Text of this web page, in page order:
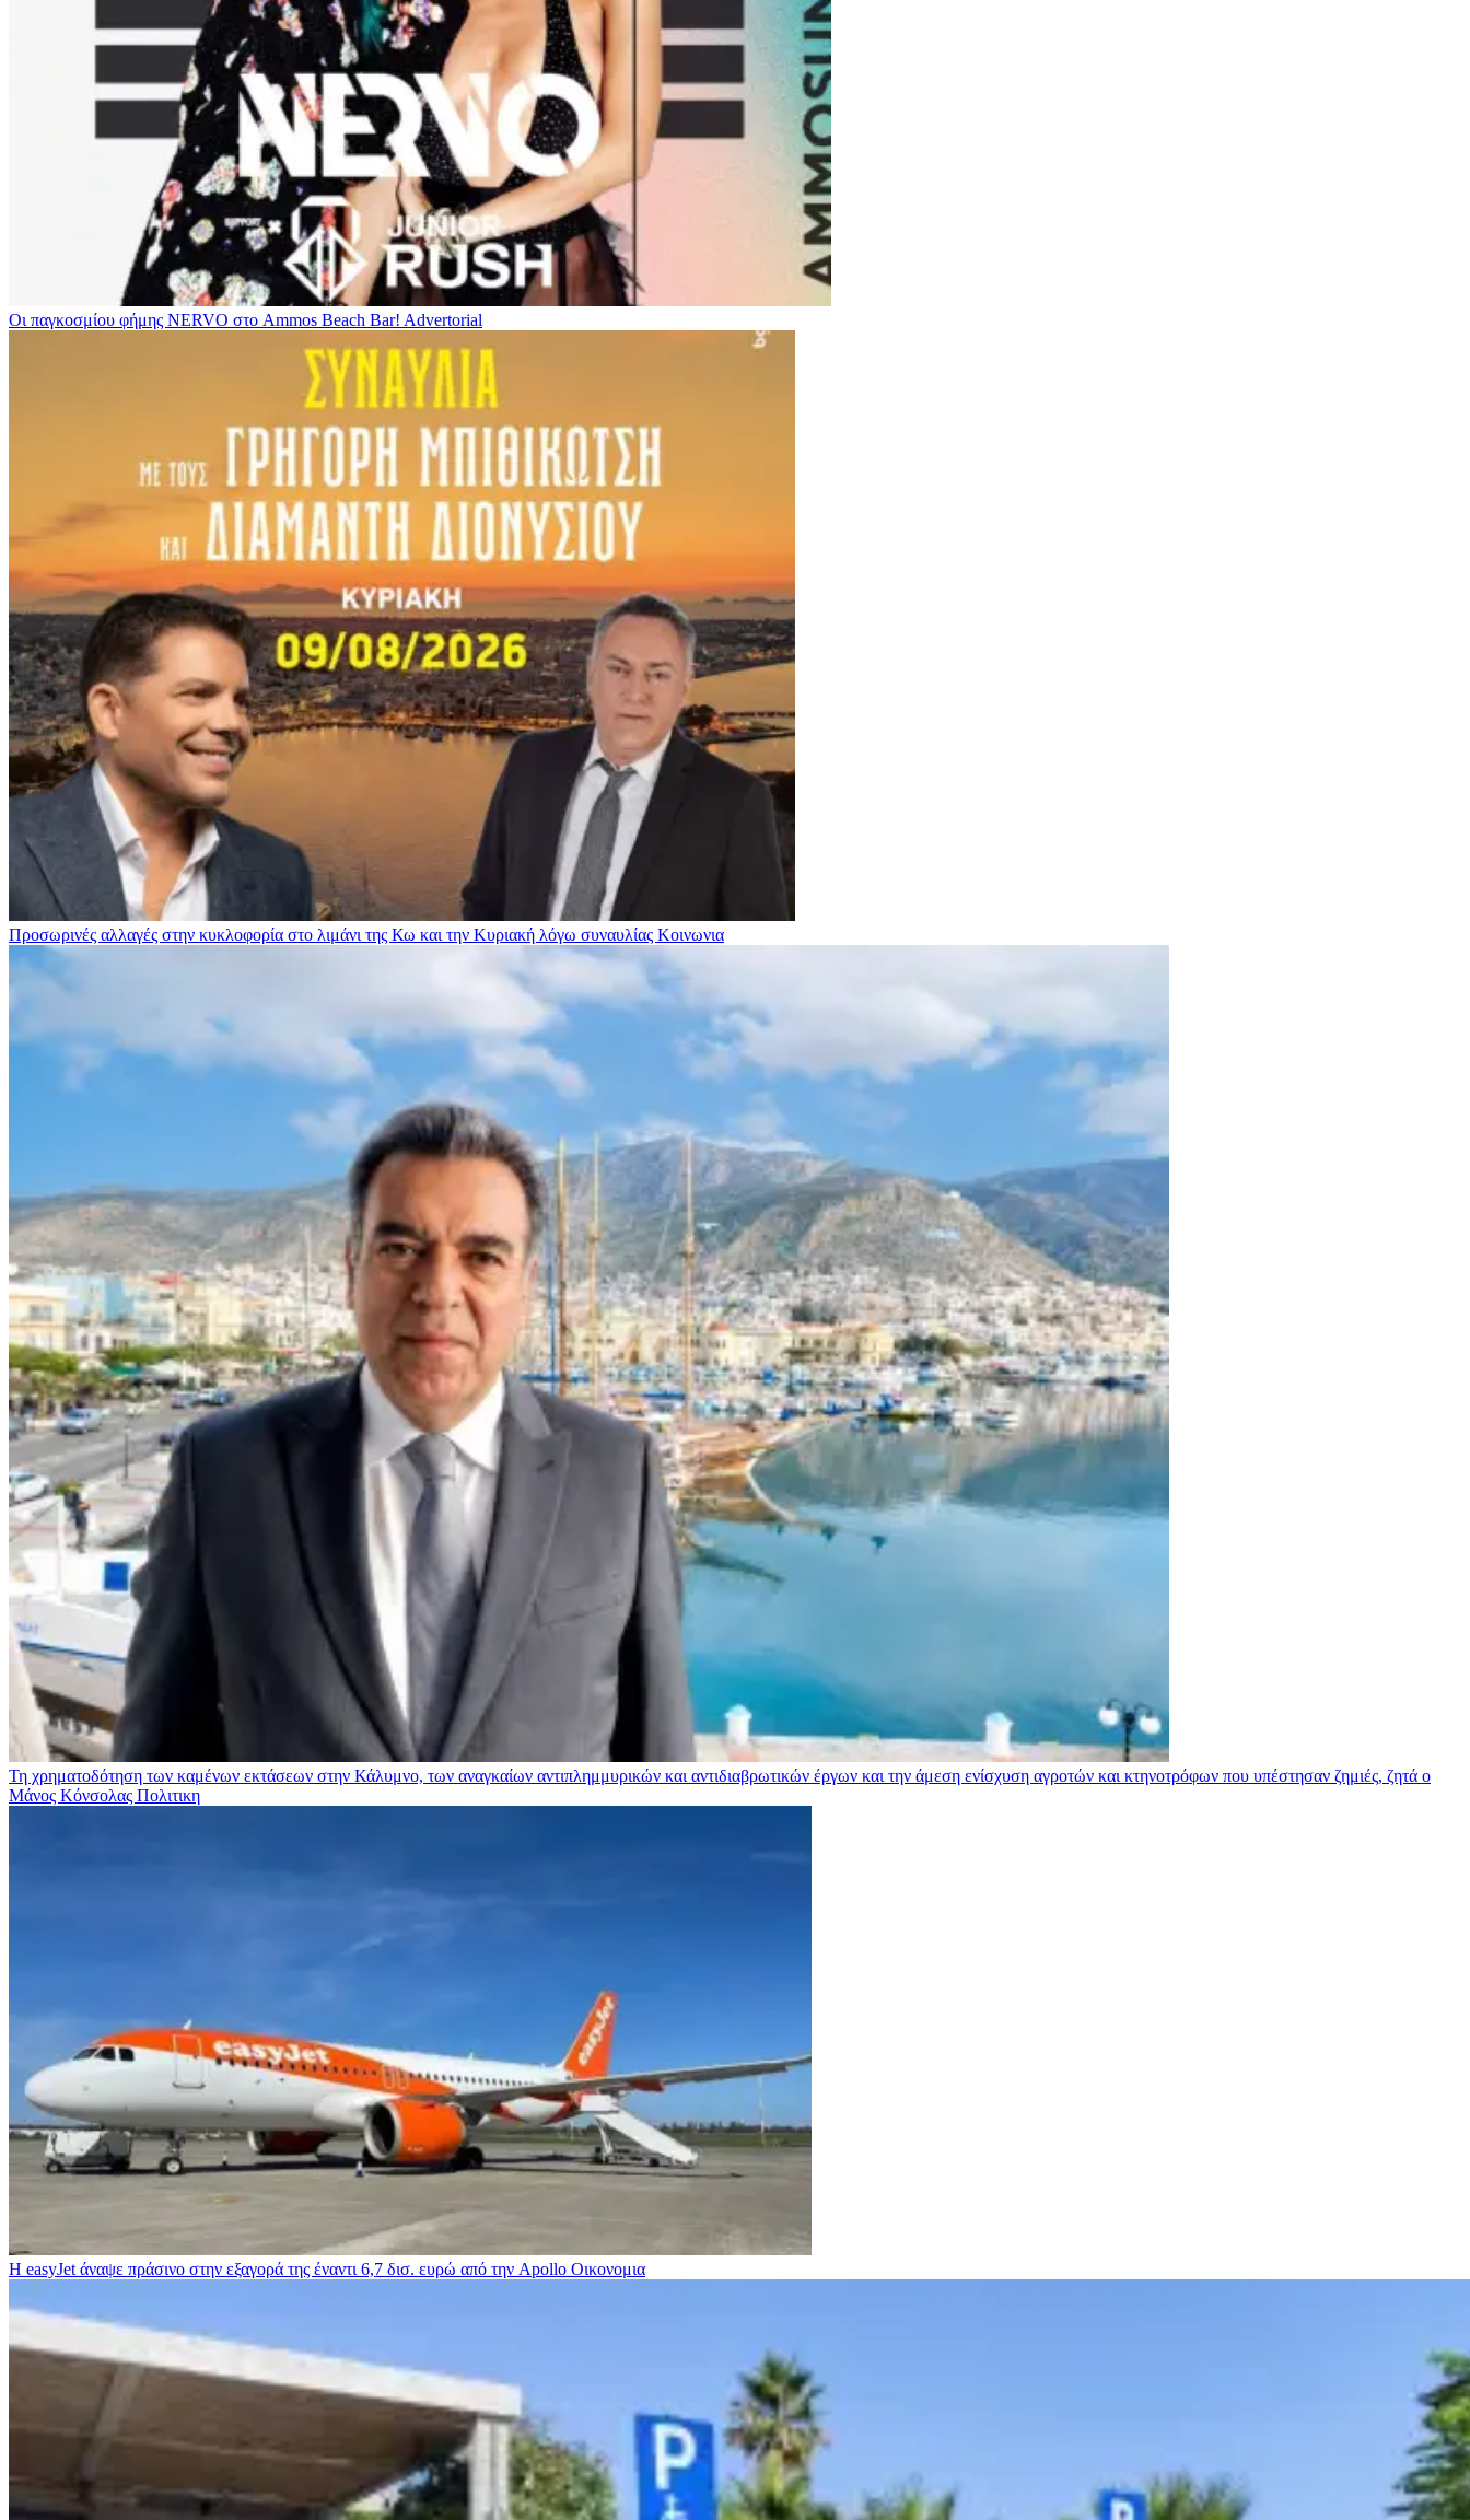
Οι παγκοσμίου φήμης NERVO στο Ammos Beach Bar! Advertorial
Προσωρινές αλλαγές στην κυκλοφορία στο λιμάνι της Κω και την Κυριακή λόγω συναυλίας Κοινωνια
Τη χρηματοδότηση των καμένων εκτάσεων στην Κάλυμνο, των αναγκαίων αντιπλημμυρικών και αντιδιαβρωτικών έργων και την άμεση ενίσχυση αγροτών και κτηνοτρόφων που υπέστησαν ζημιές, ζητά ο
Μάνος Κόνσολας Πολιτικη
Η easyJet άναψε πράσινο στην εξαγορά της έναντι 6,7 δισ. ευρώ από την Apollo Οικονομια